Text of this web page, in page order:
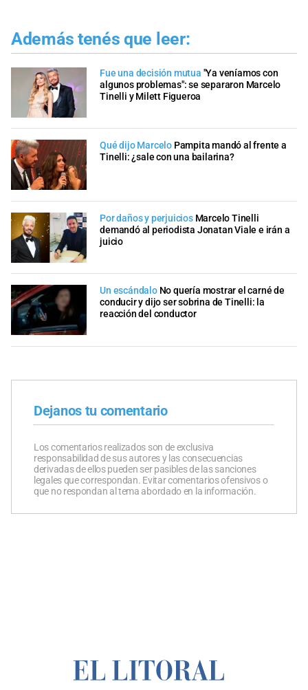
Además tenés que leer:
Fue una decisión mutua "Ya veníamos con
algunos problemas": se separaron Marcelo
Tinelli y Milett Figueroa
Qué dijo Marcelo Pampita mandó al frente a
Tinelli: ¿sale con una bailarina?
Por daños y perjuicios Marcelo Tinelli
demandó al periodista Jonatan Viale e irán a
juicio
Un escándalo No quería mostrar el carné de
conducir y dijo ser sobrina de Tinelli: la
reacción del conductor
Dejanos tu comentario
Los comentarios realizados son de exclusiva
responsabilidad de sus autores y las consecuencias
derivadas de ellos pueden ser pasibles de las sanciones
legales que correspondan. Evitar comentarios ofensivos o
que no respondan al tema abordado en la información.